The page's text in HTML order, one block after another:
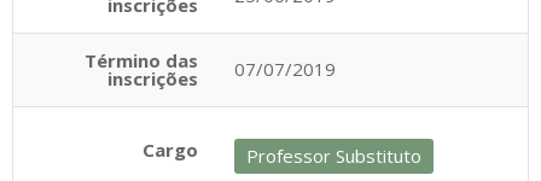
inscrições
Término das
inscrições 07/07/2019
Cargo Professor Substituto